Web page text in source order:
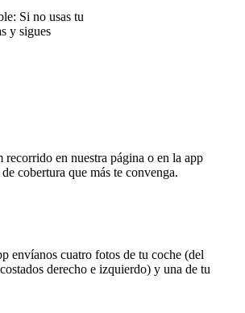
Si no usas tu
y sigues
en nuestra página o en la app
cobertura que más te convenga.
envíanos cuatro fotos de tu coche (del
derecho e izquierdo) y una de tu